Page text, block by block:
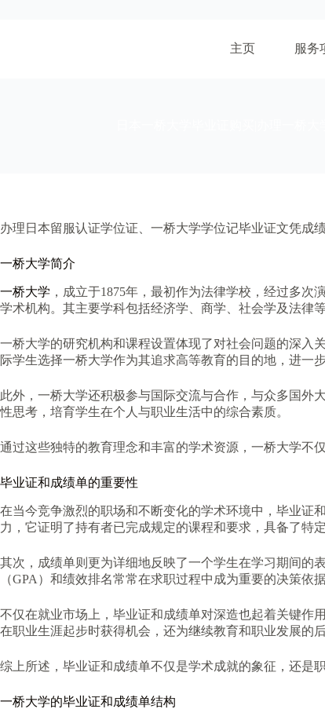
主页 服务
办理日本留服认证学位证、一桥大学学位记毕业证文凭成
一桥大学简介
一桥大学 ，成立于1875年，最初作为法律学校，经过多
学术机构。其主要学科包括经济学、商学、社会学及法律
一桥大学的研究机构和课程设置体现了对社会问题的深入
际学生选择一桥大学作为其追求高等教育的目的地，进一
此外，一桥大学还积极参与国际交流与合作，与众多国外
性思考，培育学生在个人与职业生活中的综合素质。
通过这些独特的教育理念和丰富的学术资源，一桥大学不
毕业证和成绩单的重要性
在当今竞争激烈的职场和不断变化的学术环境中，毕业证
力，它证明了持有者已完成规定的课程和要求，具备了特
其次，成绩单则更为详细地反映了一个学生在学习期间的
（GPA）和绩效排名常常在求职过程中成为重要的决策依
不仅在就业市场上，毕业证和成绩单对深造也起着关键作
在职业生涯起步时获得机会，还为继续教育和职业发展的
综上所述，毕业证和成绩单不仅是学术成就的象征，还是
一桥大学的毕业证和成绩单结构